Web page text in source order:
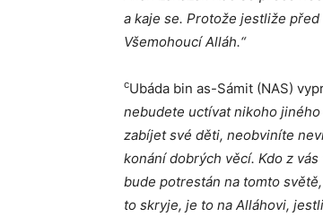
a kaje se. Protože jestliže
Všemohoucí Alláh.“
cUbáda bin as-Sámit (NAS)
nebudete uctívat nikoho
zabíjet své děti, neobviníte
konání dobrých věcí. Kdo z
bude potrestán na tomto
to skryje, je to na Alláhovi,